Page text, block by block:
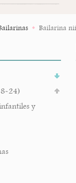
Bailarina
24)
y